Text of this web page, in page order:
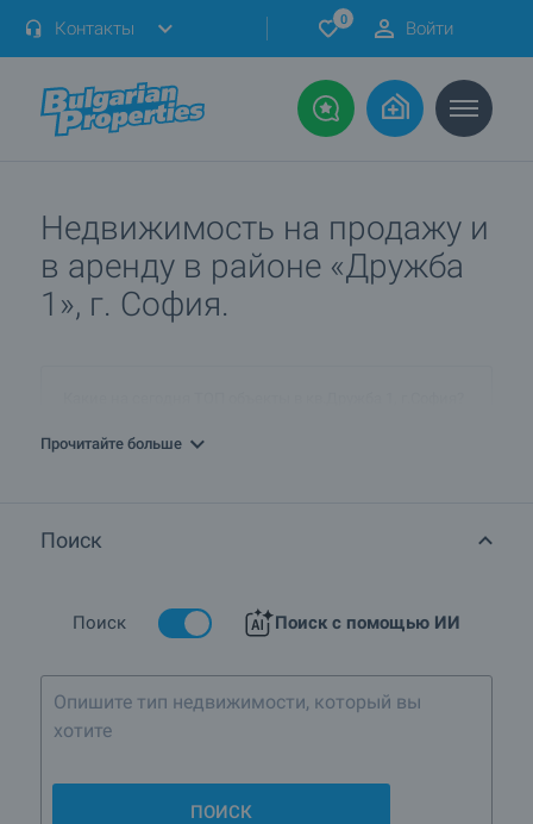
Контакты 0 Войти
Недвижимость на продажу и
в аренду в районе «Дружба
1», г. София.
Какие лучшие объекты в кв.Дружба 1, г.София?
ценам?
Прочитайте больше
Поиск
Поиск Поиск с помощью ИИ
Опишите тип недвижимости, который вы
хотите
ПОИСК